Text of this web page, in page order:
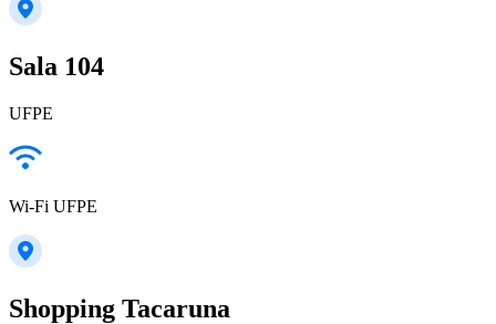
Sala 104
UFPE
Wi-Fi UFPE
Shopping Tacaruna